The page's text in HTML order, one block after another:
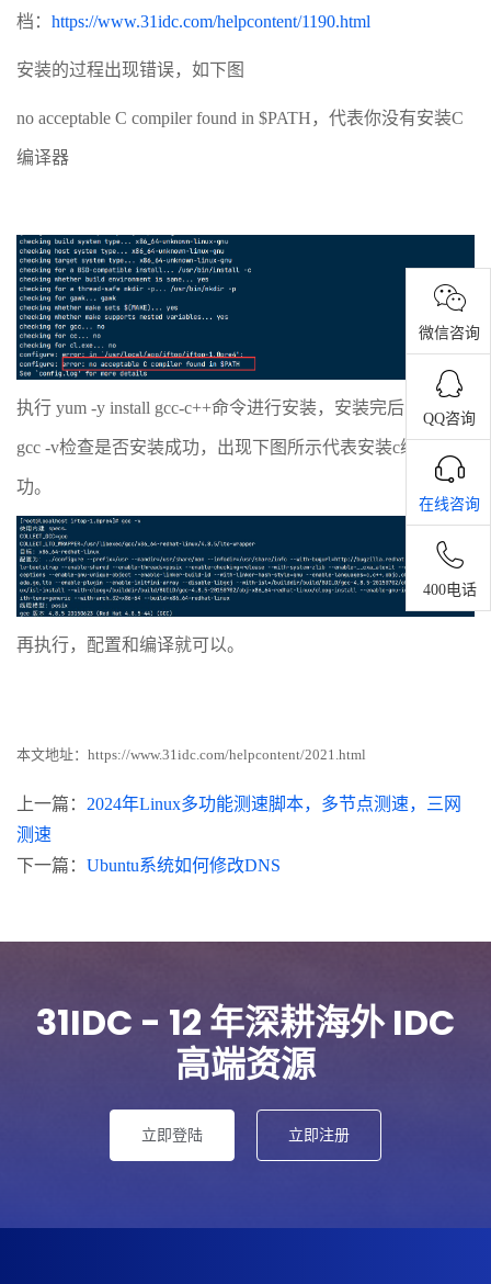
微信咨询
QQ咨询
在线咨询
400电话
档： https://www.31idc.com/helpcontent/1190.html
安装的过程出现错误，如下图
no acceptable C compiler found in $PATH，代表你没有安装C
编译器
执行 yum -y install gcc-c++命令进行安装，安装完后，输入
gcc -v检查是否安装成功，出现下图所示代表安装c编译器成
功。
再执行，配置和编译就可以。
本文地址： https://www.31idc.com/helpcontent/2021.html
上一篇： 2024年Linux多功能测速脚本，多节点测速，三网
测速
下一篇： Ubuntu系统如何修改DNS
31IDC - 12 年深耕海外 IDC
高端资源
立即登陆 立即注册